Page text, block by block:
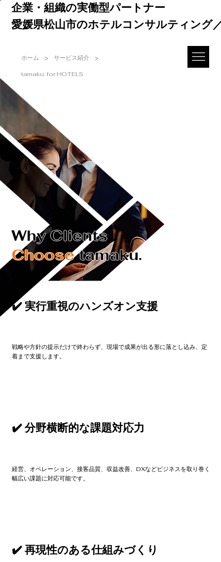
ホーム > サービス紹介 >
tamaku. for HOTELS
企業・組織の実働型パートナー
愛媛県松山市のホテルコンサルティング
Why Clients
​Choosetamaku.
​✔️ 実行重視のハンズオン支援
戦略や方針の提示だけで終わらず、現場で成果が出る形に落とし込み、定
着まで支援します。
​✔️ 分野横断的な課題対応力
経営、オペレーション、接客品質、収益改善、DXなどビジネスを取り巻く
幅広い課題に対応可能です。
​✔️ 再現性のある仕組みづくり